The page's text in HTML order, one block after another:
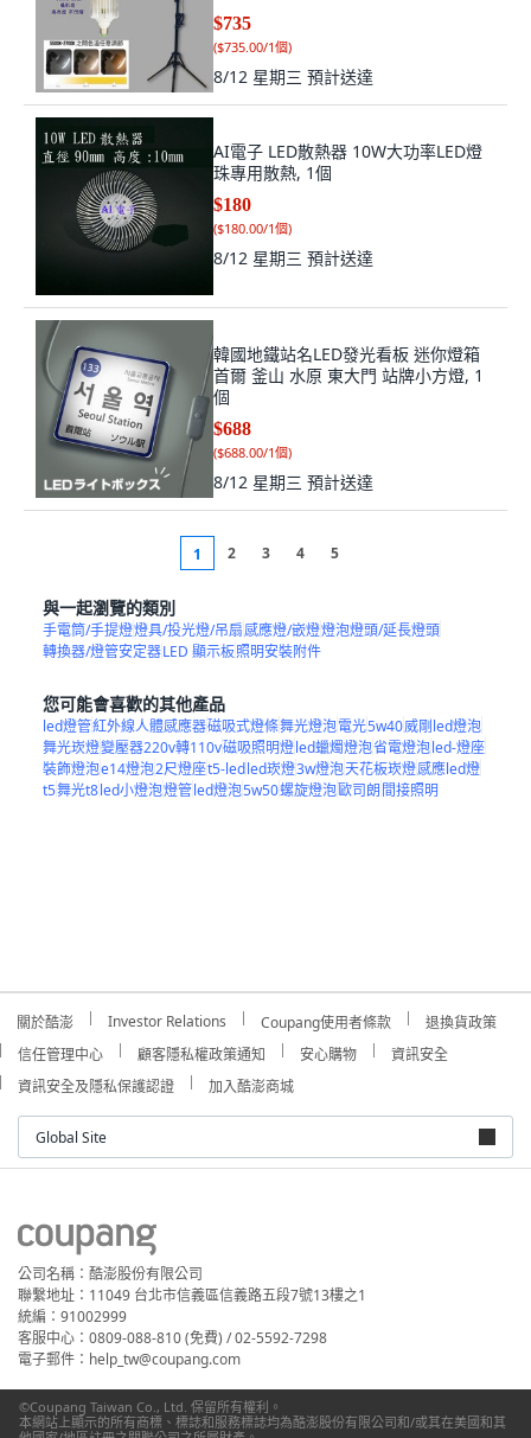
$735
($735.00/1個)
8/12 星期三 預計送達
AI電子 LED散熱器 10W大功率LED燈
珠專用散熱, 1個
$180
($180.00/1個)
8/12 星期三 預計送達
韓國地鐵站名LED發光看板 迷你燈箱
首爾 釜山 水原 東大門 站牌小方燈, 1
個
$688
($688.00/1個)
8/12 星期三 預計送達
1 2 3 4 5
與一起瀏覽的類別
手電筒/手提燈燈具/投光燈/吊扇感應燈/嵌燈燈泡燈頭/延長燈頭
轉換器/燈管安定器LED 顯示板照明安裝附件
您可能會喜歡的其他產品
led燈管紅外線人體感應器磁吸式燈條舞光燈泡電光5w40威剛led燈泡
舞光崁燈變壓器220v轉110v磁吸照明燈led蠟燭燈泡省電燈泡led-燈座
裝飾燈泡e14燈泡2尺燈座t5-ledled崁燈3w燈泡天花板崁燈感應led燈
t5舞光t8led小燈泡燈管led燈泡5w50螺旋燈泡歐司朗間接照明
關於酷澎 Investor Relations Coupang使用者條款
退換貨政策
信任管理中心
顧客隱私權政策通知 安心購物
資訊安全
資訊安全及隱私保護認證
加入酷澎商城
Global Site
公司名稱：酷澎股份有限公司
聯繫地址：11049 台北市信義區信義路五段7號13樓之1
統編：91002999
客服中心：0809-088-810 (免費) / 02-5592-7298
電子郵件：help_tw@coupang.com
©Coupang Taiwan Co., Ltd. 保留所有權利。
本網站上顯示的所有商標、標誌和服務標誌均為酷澎股份有限公司和/或其在美國和其
他國家/地區註冊之關聯公司之所屬財產。